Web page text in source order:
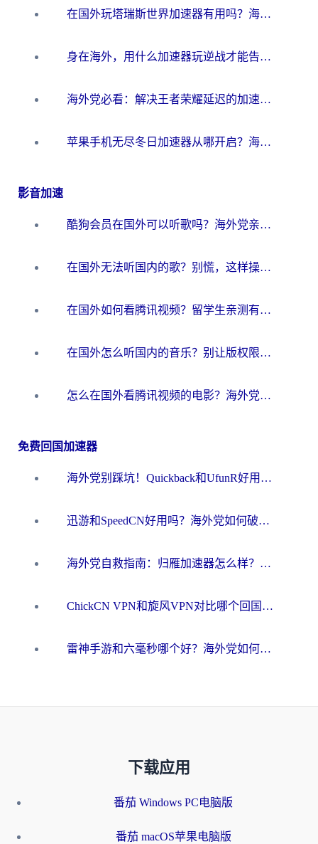
在国外玩塔瑞斯世界加速器有用吗？海外玩家亲测后的真实答案
身在海外，用什么加速器玩逆战才能告别延迟？
海外党必看：解决王者荣耀延迟的加速器终极指南——从EVE到猫和老鼠，一个工具全搞定
苹果手机无尽冬日加速器从哪开启？海外玩家的冬日生存指南
影音加速
酷狗会员在国外可以听歌吗？海外党亲测有效：3步解决音乐权限难题
在国外无法听国内的歌？别慌，这样操作就能畅听QQ音乐（附亲测加速器推荐）
在国外如何看腾讯视频？留学生亲测有效的回国加速方案
在国外怎么听国内的音乐？别让版权限制断了你的华语歌单
怎么在国外看腾讯视频的电影？海外党亲测有效的回国加速指南
免费回国加速器
海外党别踩坑！Quickback和UfunR好用吗？选对回国加速器才能无缝刷国内资源
迅游和SpeedCN好用吗？海外党如何破解那道看不见的墙
海外党自救指南：归雁加速器怎么样？教你避开坑实现国内资源无缝访问
ChickCN VPN和旋风VPN对比哪个回国效果更好？海外用户的选择困境与出路
雷神手游和六毫秒哪个好？海外党如何真正解锁国内资源
下载应用
番茄 Windows PC电脑版
番茄 macOS苹果电脑版